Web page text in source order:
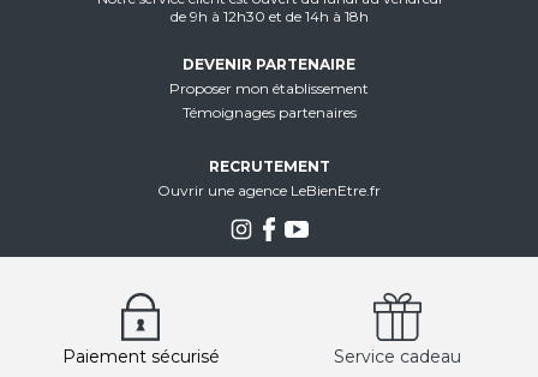
de 9h à 12h30 et de 14h à 18h
DEVENIR PARTENAIRE
Proposer mon établissement
Témoignages partenaires
RECRUTEMENT
Ouvrir une agence LeBienEtre.fr
Paiement sécurisé Service cadeau